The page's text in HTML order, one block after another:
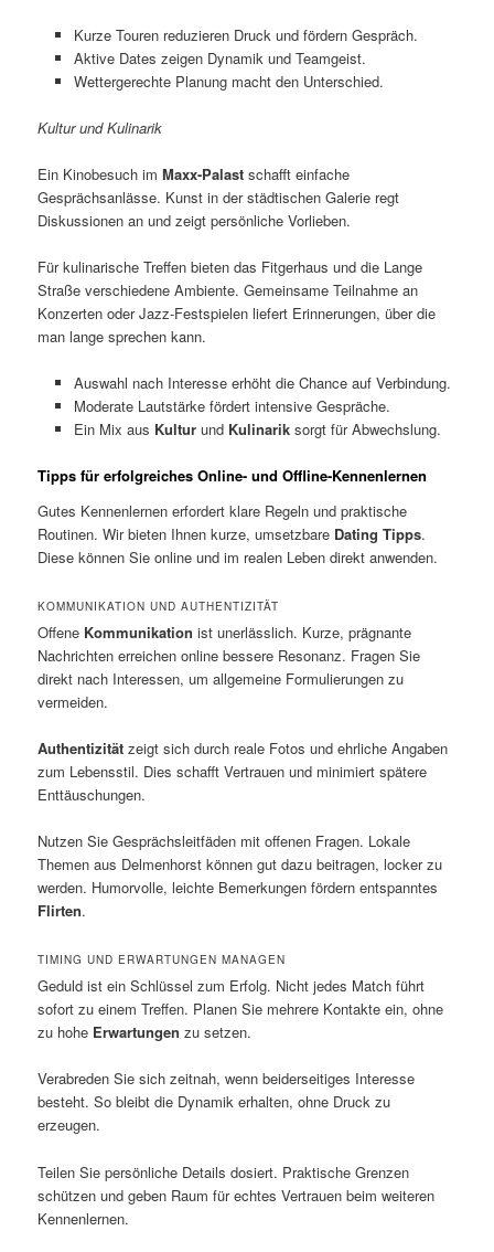
Kurze Touren reduzieren Druck und fördern Gespräch.
Aktive Dates zeigen Dynamik und Teamgeist.
Wettergerechte Planung macht den Unterschied.
Kultur und Kulinarik
Ein Kinobesuch imMaxx-Palast schafft einfache
Gesprächsanlässe. Kunst in der städtischen Galerie regt
Diskussionen an und zeigt persönliche Vorlieben.
Für kulinarische Treffen bieten das Fitgerhaus und die Lange
Straße verschiedene Ambiente. Gemeinsame Teilnahme an
Konzerten oder Jazz-Festspielen liefert Erinnerungen, über die
man lange sprechen kann.
Auswahl nach Interesse erhöht die Chance auf Verbindung.
Moderate Lautstärke fördert intensive Gespräche.
Ein Mix aus Kulturund Kulinariksorgt für Abwechslung.
Tipps für erfolgreiches Online- und Offline-Kennenlernen
Gutes Kennenlernen erfordert klare Regeln und praktische
Routinen. Wir bieten Ihnen kurze, umsetzbare Dating Tipps.
Diese können Sie online und im realen Leben direkt anwenden.
KOMMUNIKATION UND AUTHENTIZITÄT
Offene Kommunikation ist unerlässlich. Kurze, prägnante
Nachrichten erreichen online bessere Resonanz. Fragen Sie
direkt nach Interessen, um allgemeine Formulierungen zu
vermeiden.
Authentizität zeigt sich durch reale Fotos und ehrliche Angaben
zum Lebensstil. Dies schafft Vertrauen und minimiert spätere
Enttäuschungen.
Nutzen Sie Gesprächsleitfäden mit offenen Fragen. Lokale
Themen aus Delmenhorst können gut dazu beitragen, locker zu
werden. Humorvolle, leichte Bemerkungen fördern entspanntes
Flirten.
TIMING UND ERWARTUNGEN MANAGEN
Geduld ist ein Schlüssel zum Erfolg. Nicht jedes Match führt
sofort zu einem Treffen. Planen Sie mehrere Kontakte ein, ohne
zu hohe Erwartungen zu setzen.
Verabreden Sie sich zeitnah, wenn beiderseitiges Interesse
besteht. So bleibt die Dynamik erhalten, ohne Druck zu
erzeugen.
Teilen Sie persönliche Details dosiert. Praktische Grenzen
schützen und geben Raum für echtes Vertrauen beim weiteren
Kennenlernen.